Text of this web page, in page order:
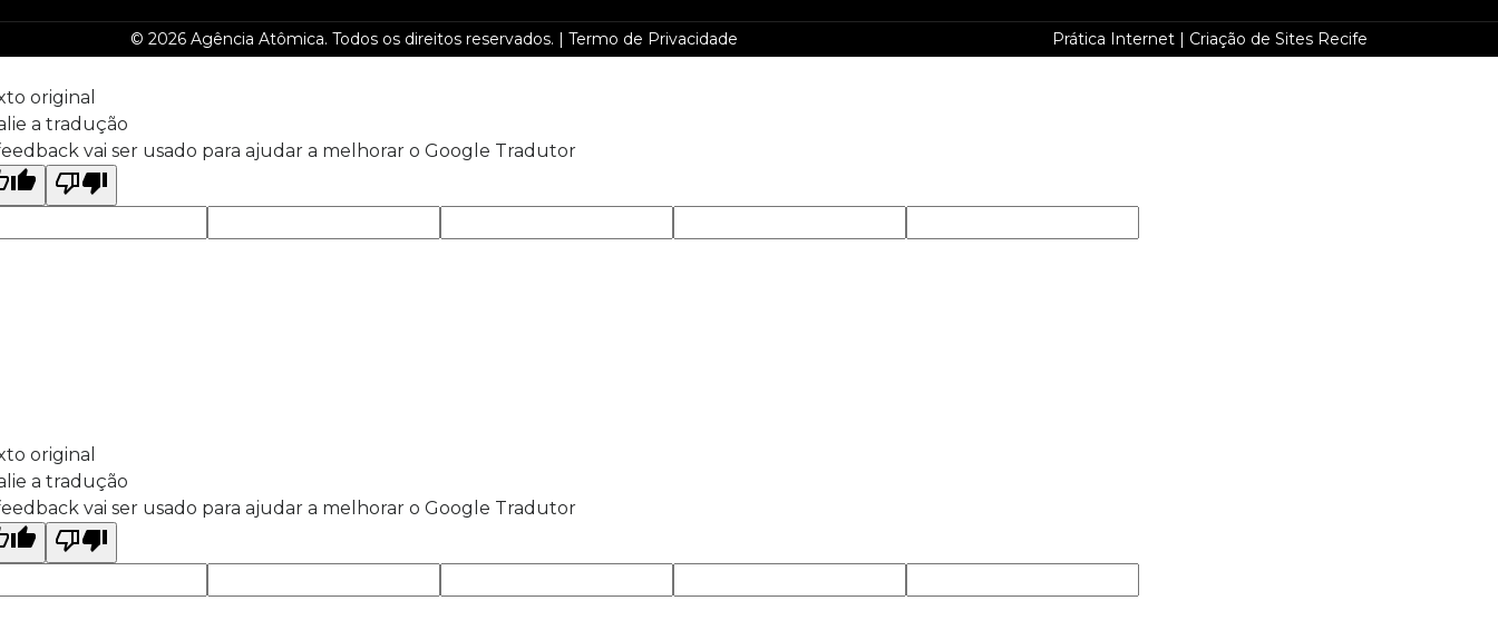
© 2026 Agência Atômica. Todos os direitos reservados. | Termo de Privacidade Prática Internet | Criação de Sites Recife
original
a tradução
vai ser usado para ajudar a melhorar o Google Tradutor
original
a tradução
vai ser usado para ajudar a melhorar o Google Tradutor